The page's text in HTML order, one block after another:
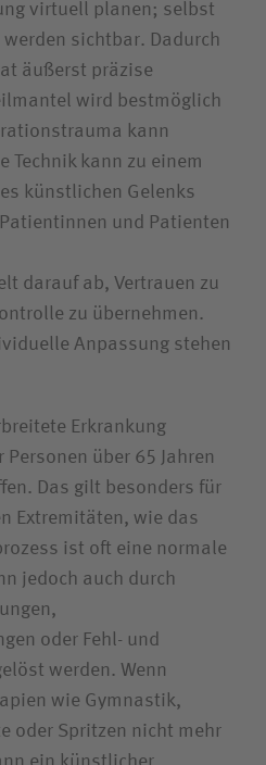
virtuell planen; selbst
sichtbar. Dadurch
äußerst präzise
wird bestmöglich
kann
Technik kann zu einem
künstlichen Gelenks
und Patienten
darauf ab, Vertrauen zu
zu übernehmen.
Anpassung stehen
Erkrankung
über 65 Jahren
Das gilt besonders für
Extremitäten, wie das
ist oft eine normale
jedoch auch durch
oder Fehl- und
werden. Wenn
wie Gymnastik,
oder Spritzen nicht mehr